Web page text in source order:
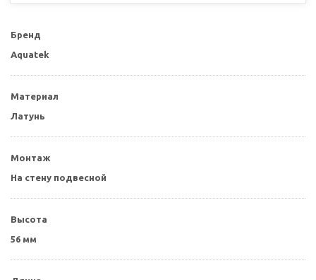
Бренд
Aquatek
Материал
Латунь
Монтаж
На стену подвесной
Высота
56 мм